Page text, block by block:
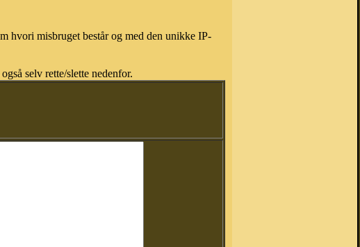
hvori misbruget består og med den unikke IP-
selv rette/slette nedenfor.